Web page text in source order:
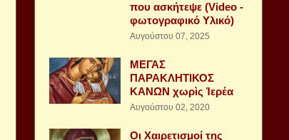
που ασκήτεψε (Video -
φωτογραφικό Υλικό)
Αυγούστου 07, 2025
ΜΕΓΑΣ
ΠΑΡΑΚΛΗΤΙΚΟΣ
ΚΑΝΩΝ χωρὶς Ἱερέα
Αυγούστου 02, 2020
Οι Χαιρετισμοί της